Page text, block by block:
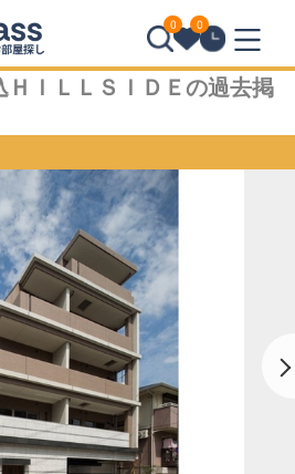
0 0
ＨＩＬＬＳＩＤＥの過去掲